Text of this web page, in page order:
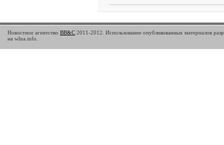
Новостное агентство BB&C 2011-2012. Использование опубликованных материалов
на wlna.info.